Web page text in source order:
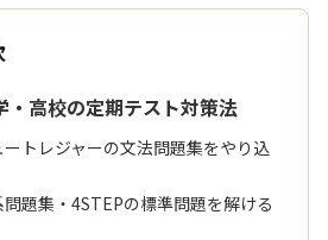
・高校の定期テスト対策法
トレジャーの文法問題集をやり込
題集・4STEPの標準問題を解ける